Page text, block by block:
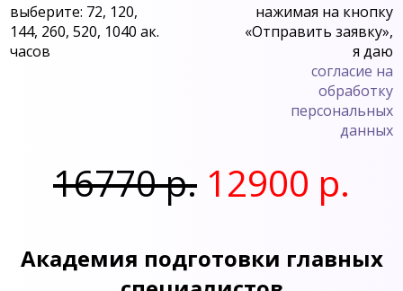
выберите: 72, 120,
144, 260, 520, 1040 ак.
часов
нажимая на кнопку
«Отправить заявку»,
я даю
согласие на
обработку
персональных
данных
16770 р. 12900 р.
Академия подготовки главных